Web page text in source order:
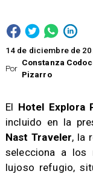
Por
Constanza
Pizarro
14 de diciembre de
El Hotel Explora
incluido en la
Nast Traveler, la
selecciona a los
lujoso refugio,